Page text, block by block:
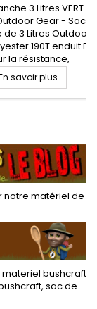
3 Litres VERT
Gear - Sac
3 Litres Outdoor
190T enduit PU
la résistance,
et légèreté.
5000 mm. Poche
qui s'intègrera
de votre
dans un sac à
dos
savoir plus
notre matériel de
materiel bushcraft
, sac de